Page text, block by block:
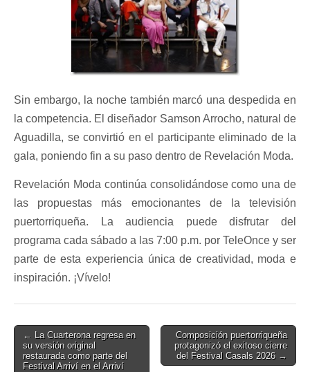
Sin embargo, la noche también marcó una despedida en
la competencia. El diseñador Samson Arrocho, natural de
Aguadilla, se convirtió en el participante eliminado de la
gala, poniendo fin a su paso dentro de Revelación Moda.
Revelación Moda continúa consolidándose como una de
las propuestas más emocionantes de la televisión
puertorriqueña. La audiencia puede disfrutar del
programa cada sábado a las 7:00 p.m. por TeleOnce y ser
parte de esta experiencia única de creatividad, moda e
inspiración. ¡Vívelo!
Post
navigation
← La Cuarterona regresa en
su versión original
restaurada como parte del
Festival Arriví en el Arriví
Composición puertorriqueña
protagonizó el exitoso cierre
del Festival Casals 2026 →